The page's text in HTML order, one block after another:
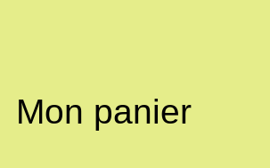
Mon panier